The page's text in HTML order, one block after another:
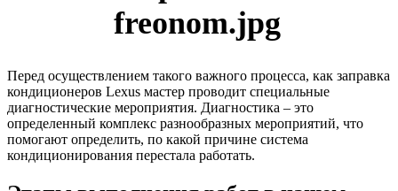
Перед осуществлением такого важного процесса, как заправка
кондиционеров Lexus мастер проводит специальные
диагностические мероприятия. Диагностика – это
определенный комплекс разнообразных мероприятий, что
помогают определить, по какой причине система
кондиционирования перестала работать.